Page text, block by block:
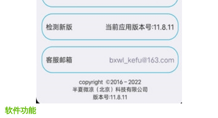
软件功能